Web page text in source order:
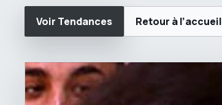
Voir Tendances Retour à l’accueil